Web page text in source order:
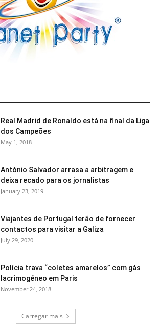
Real Madrid de Ronaldo está na final da Liga
dos Campeões
May 1, 2018
António Salvador arrasa a arbitragem e
deixa recado para os jornalistas
January 23, 2019
Viajantes de Portugal terão de fornecer
contactos para visitar a Galiza
July 29, 2020
Polícia trava “coletes amarelos” com gás
lacrimogéneo em Paris
November 24, 2018
Carregar mais